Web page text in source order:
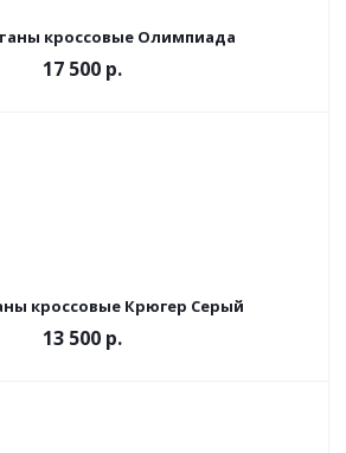
кроссовые Олимпиада
17 500 р.
кроссовые Крюгер Серый
13 500 р.